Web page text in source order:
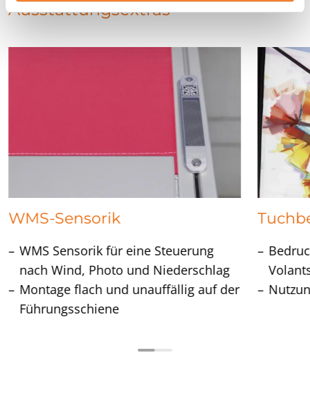
Ausstattungsextras
WMS-Sensorik
WMS Sensorik für eine Steuerung
nach Wind, Photo und Niederschlag
Montage flach und unauffällig auf der
Führungsschiene